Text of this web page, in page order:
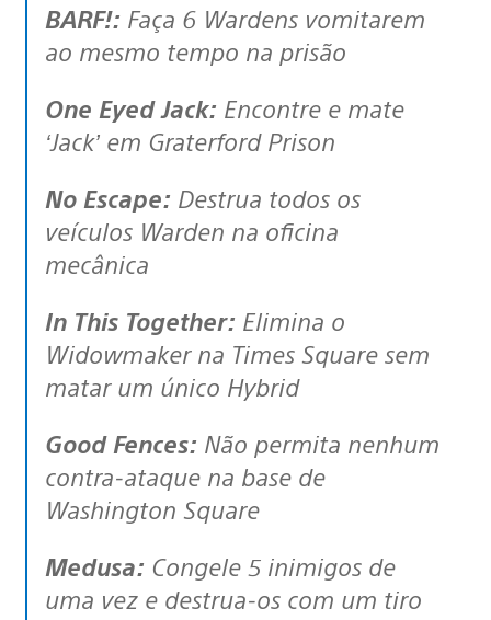
BARF!: Faça 6 Wardens vomitarem
ao mesmo tempo na prisão
One Eyed Jack: Encontre e mate
‘Jack’ em Graterford Prison
No Escape: Destrua todos os
veículos Warden na oficina
mecânica
In This Together: Elimina o
Widowmaker na Times Square sem
matar um único Hybrid
Good Fences: Não permita nenhum
contra-ataque na base de
Washington Square
Medusa: Congele 5 inimigos de
uma vez e destrua-os com um tiro